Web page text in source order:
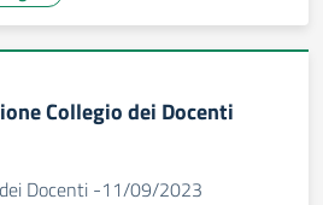
Collegio dei Docenti
Docenti -11/09/2023